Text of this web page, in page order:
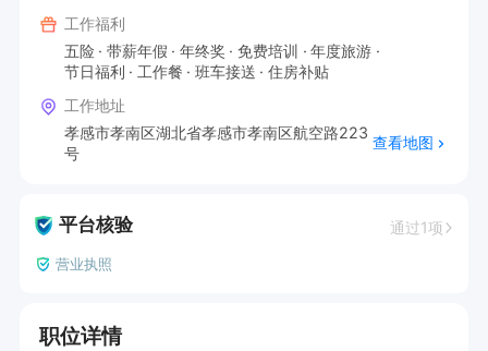
工作福利
五险
带薪年假 年终奖 免费培训
年度旅游
节日福利
工作餐 班车接送
住房补贴
工作地址
孝感市孝南区湖北省孝感市孝南区航空路223
号
查看地图
平台核验 通过1项
营业执照
职位详情